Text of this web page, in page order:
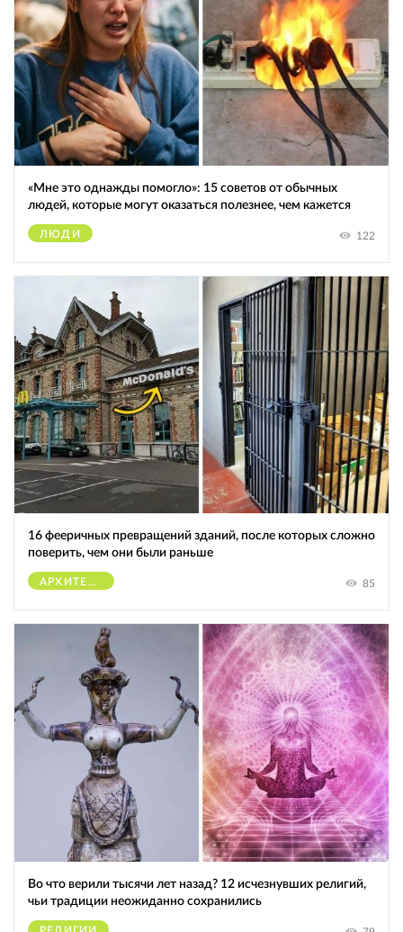
«Мне это однажды помогло»: 15 советов от обычных
людей, которые могут оказаться полезнее, чем кажется
ЛЮДИ 122
16 фееричных превращений зданий, после которых сложно
поверить, чем они были раньше
АРХИТЕКТУРА 85
Во что верили тысячи лет назад? 12 исчезнувших религий,
чьи традиции неожиданно сохранились